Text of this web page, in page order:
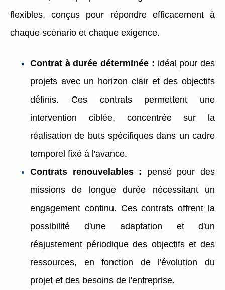
flexibles, conçus pour répondre efficacement à
chaque scénario et chaque exigence.
Contrat à durée déterminée : idéal pour des
projets avec un horizon clair et des objectifs
définis. Ces contrats permettent une
intervention ciblée, concentrée sur la
réalisation de buts spécifiques dans un cadre
temporel fixé à l'avance.
Contrats renouvelables : pensé pour des
missions de longue durée nécessitant un
engagement continu. Ces contrats offrent la
possibilité d'une adaptation et d'un
réajustement périodique des objectifs et des
ressources, en fonction de l'évolution du
projet et des besoins de l'entreprise.